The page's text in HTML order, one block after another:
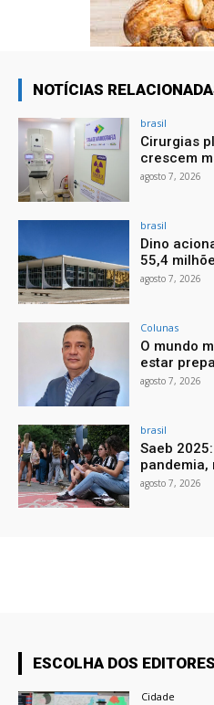
NOTÍCIAS
brasil
Cirurgias
crescem
agosto 7, 2026
brasil
Dino
55,4
agosto 7, 2026
Colunas
O mundo
estar
agosto 7, 2026
brasil
Saeb
pandemia,
agosto 7, 2026
ESCOLHA DOS EDITORES
Cidade